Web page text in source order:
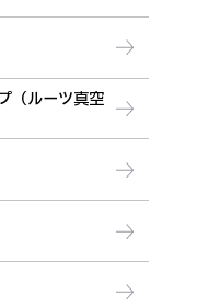
（ルーツ真空